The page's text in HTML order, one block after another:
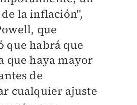
la inflación",
que
que habrá que
que haya mayor
de
cualquier ajuste